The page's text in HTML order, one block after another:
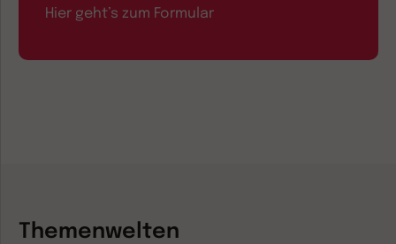
Hier geht’s zum Formular
Themenwelten